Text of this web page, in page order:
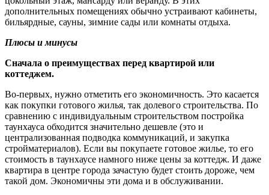
дополнительных помещениях обычно устраивают кабинеты,
бильярдные, сауны, зимние сады или комнаты отдыха.
Плюсы и минусы
Сначала о преимуществах перед квартирой или
коттеджем.
Во-первых, нужно отметить его экономичность. Это касается
как покупки готового жилья, так долевого строительства. По
сравнению с индивидуальным строительством постройка
таунхауса обходится значительно дешевле (это и
централизованная подводка коммуникаций, и закупка
стройматериалов). Если вы покупаете готовое жилье, то его
стоимость в таунхаусе намного ниже цены за коттедж. И даже
квартира в центре города зачастую будет стоить дороже, чем
такой дом. Экономичны эти дома и в обслуживании.